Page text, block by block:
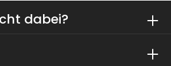
dabei?